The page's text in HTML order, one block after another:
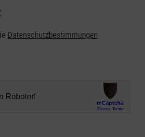
Datenschutzbestimmungen